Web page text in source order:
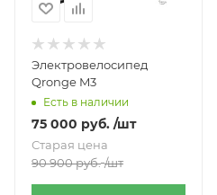
Электровелосипед
Qronge M3
Есть в наличии
75 000 руб. /шт
Старая цена
90 900руб. /шт